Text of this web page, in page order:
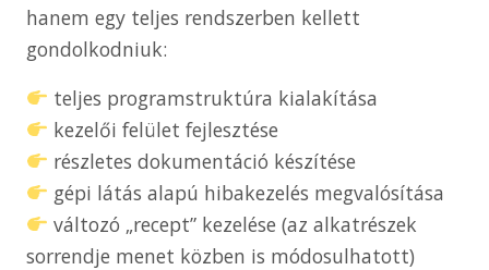
hanem egy teljes rendszerben kellett
gondolkodniuk:
teljes programstruktúra kialakítása
kezelői felület fejlesztése
részletes dokumentáció készítése
gépi látás alapú hibakezelés megvalósítása
változó „recept” kezelése (az alkatrészek
sorrendje menet közben is módosulhatott)